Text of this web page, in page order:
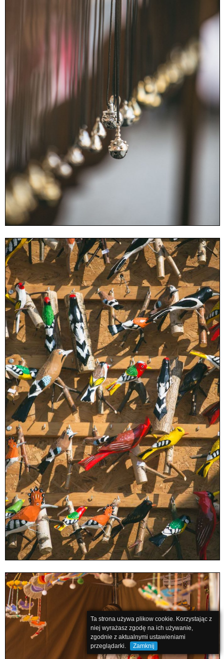
Ta strona używa plikow cookie. Korzystając z
niej wyrażasz zgodę na ich używanie,
zgodnie z aktualnymi ustawieniami
przeglądarki.
Zamknij